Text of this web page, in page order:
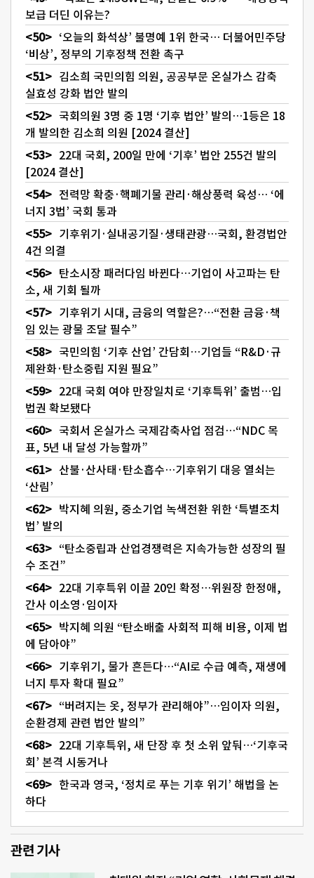
보급 더딘 이유는?
‘오늘의 화석상’ 불명예 1위 한국… 더불어민주당
‘비상’, 정부의 기후정책 전환 촉구
김소희 국민의힘 의원, 공공부문 온실가스 감축
실효성 강화 법안 발의
국회의원 3명 중 1명 ‘기후 법안’ 발의…1등은 18
개 발의한 김소희 의원 [2024 결산]
22대 국회, 200일 만에 ‘기후’ 법안 255건 발의
[2024 결산]
전력망 확충·핵폐기물 관리·해상풍력 육성… ‘에
너지 3법’ 국회 통과
기후위기·실내공기질·생태관광…국회, 환경법안
4건 의결
탄소시장 패러다임 바뀐다…기업이 사고파는 탄
소, 새 기회 될까
기후위기 시대, 금융의 역할은?…“전환 금융·책
임 있는 광물 조달 필수”
국민의힘 ‘기후 산업’ 간담회…기업들 “R&D·규
제완화·탄소중립 지원 필요”
22대 국회 여야 만장일치로 ‘기후특위’ 출범…입
법권 확보됐다
국회서 온실가스 국제감축사업 점검…“NDC 목
표, 5년 내 달성 가능할까”
산불·산사태·탄소흡수…기후위기 대응 열쇠는
‘산림’
박지혜 의원, 중소기업 녹색전환 위한 ‘특별조치
법’ 발의
“탄소중립과 산업경쟁력은 지속가능한 성장의 필
수 조건”
22대 기후특위 이끌 20인 확정…위원장 한정애,
간사 이소영·임이자
박지혜 의원 “탄소배출 사회적 피해 비용, 이제 법
에 담아야”
기후위기, 물가 흔든다…“AI로 수급 예측, 재생에
너지 투자 확대 필요”
“버려지는 옷, 정부가 관리해야”…임이자 의원,
순환경제 관련 법안 발의”
22대 기후특위, 새 단장 후 첫 소위 앞둬…‘기후국
회’ 본격 시동거나
한국과 영국, ‘정치로 푸는 기후 위기’ 해법을 논
하다
관련 기사